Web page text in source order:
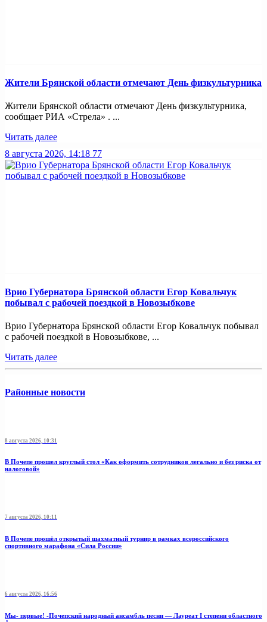
Жители Брянской области отмечают День физкультурника
Жители Брянской области отмечают День физкультурника,
сообщает РИА «Стрела» . ...
Читать далее
8 августа 2026, 14:18 77
Врио Губернатора Брянской области Егор Ковальчук
побывал с рабочей поездкой в Новозыбкове
Врио Губернатора Брянской области Егор Ковальчук побывал
с рабочей поездкой в Новозыбкове, ...
Читать далее
Районные новости
8 августа 2026, 10:31
В Почепе прошел круглый стол «Как оформить сотрудников легально и без риска от
налоговой»
7 августа 2026, 10:11
В Почепе прошёл открытый шахматный турнир в рамках всероссийского
спортивного марафона «Сила России»
6 августа 2026, 16:56
Мы- первые! -Почепский народный ансамбль песни — Лауреат I степени областного